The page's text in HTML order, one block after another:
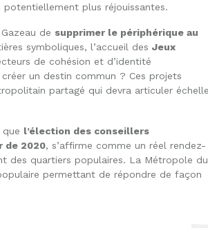
plus réjouissantes.
de supprimer le périphérique au
symboliques, l’accueil des Jeux
de cohésion et d’identité
un destin commun ? Ces projets
partagé qui devra articuler échelle
l’élection des conseillers
de 2020, s’affirme comme un réel rendez-
des quartiers populaires. La Métropole du
permettant de répondre de façon